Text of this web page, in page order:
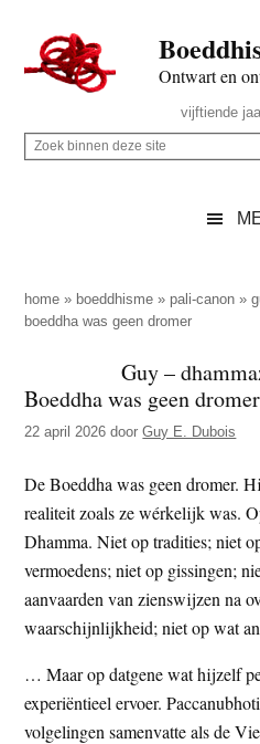
naar
de
inhoud
secondary
naar
de
sidebar
naar
de
Ontwart en
Rechts
vijftiende
Z
p
d
z
e
i
t
e
Z
i
n
n
d
z
e
s
i
t
e
home » boeddhisme » pali-canon »
boeddha was geen dromer
Guy –
Boeddha was geen dromer
22 april 2026 doorGuy E. Dubois
De Boeddha was geen dromer.
realiteit zoals ze wérkelijk was.
Dhamma. Niet op tradities; niet
vermoedens; niet op gissingen;
aanvaarden van zienswijzen na
waarschijnlijkheid; niet op wat
… Maar op datgene wat hijzelf
experiëntieel ervoer.
volgelingen samenvatte als de